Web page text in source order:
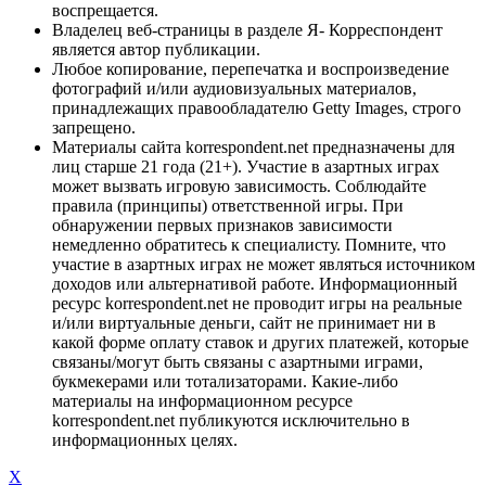
воспрещается.
Владелец веб-страницы в разделе Я- Корреспондент
является автор публикации.
Любое копирование, перепечатка и воспроизведение
фотографий и/или аудиовизуальных материалов,
принадлежащих правообладателю Getty Images, строго
запрещено.
Материалы сайта korrespondent.net предназначены для
лиц старше 21 года (21+). Участие в азартных играх
может вызвать игровую зависимость. Соблюдайте
правила (принципы) ответственной игры. При
обнаружении первых признаков зависимости
немедленно обратитесь к специалисту. Помните, что
участие в азартных играх не может являться источником
доходов или альтернативой работе. Информационный
ресурс korrespondent.net не проводит игры на реальные
и/или виртуальные деньги, сайт не принимает ни в
какой форме оплату ставок и других платежей, которые
связаны/могут быть связаны с азартными играми,
букмекерами или тотализаторами. Какие-либо
материалы на информационном ресурсе
korrespondent.net публикуются исключительно в
информационных целях.
X